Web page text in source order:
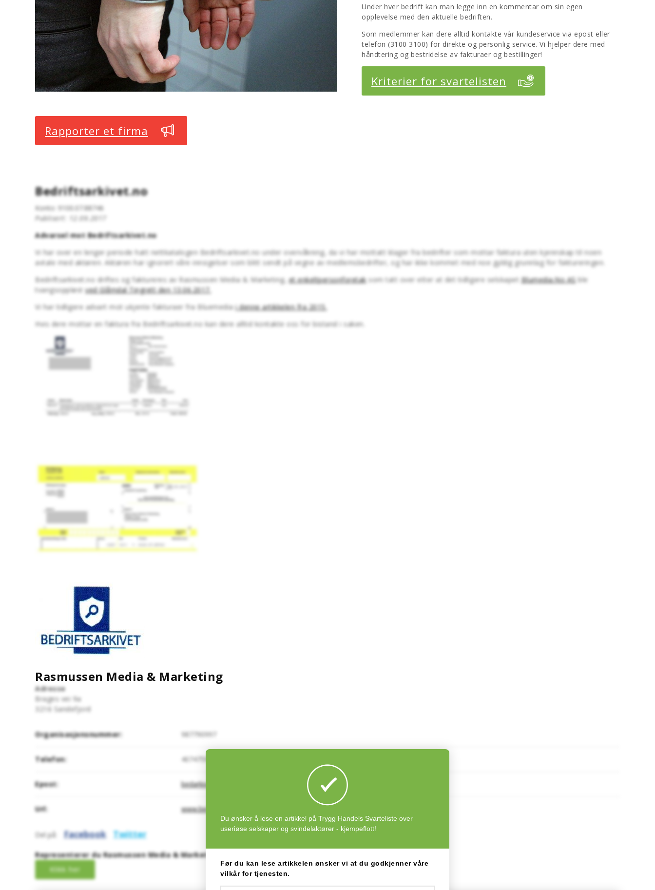
Under hver bedrift kan man legge inn en kommentar om sin egen
opplevelse med den aktuelle bedriften.
Som medlemmer kan dere alltid kontakte vår kundeservice via epost eller
telefon (3100 3100) for direkte og personlig service. Vi hjelper dere med
håndtering og bestridelse av fakturaer og bestillinger!
Kriterier for svartelisten
Rapporter et firma
Bedriftsarkivet.no
Konto: 9100.07.88746
Publisert: 12.09.2017
Advarsel mot Bedriftsarkivet.no
Vi har over en lenger periode hatt nettkatalogen Bedriftsarkivet.no under overvåkning, da vi har mottatt klager fra bedrifter som mottar faktura uten kjennskap til noen
avtale med aktøren. Aktøren har ignorert våre innsigelser som blitt sendt på vegne av medlemsbedrifter, og har ikke kommet med noe gyldig grunnlag for faktureringen.
Bedriftsarkivet.no driftes og faktureres av Rasmussen Media & Marketing,et enkeltpersonforetaksom tatt over etter at det tidligere selskapetBlumedia.No ASble
tvangsoppløstved Glåmdal Tingrett den 13.06.2017.
Vi har tidligere advart mot ukjente fakturaer fra Bluemediai denne artikkelen fra 2015.
Hvis dere mottar en faktura fra Bedriftsarkivet.no kan dere alltid kontakte oss for bistand i saken.
Rasmussen Media & Marketing
Adresse
Brages vei 9a
3216
Sandefjord
Organisasjonsnummer: 987790997
Telefon: 40747595
Epost: bedarkivet@gmail.com
Url: www.bedriftsarkivet.no
Del på: Facebook Twitter
Representerer du Rasmussen Media & Marketing og mener at denne varslingen er feil?
Du ønsker å lese en artikkel på Trygg Handels Svarteliste over
useriøse selskaper og svindelaktører - kjempeflott!
Før du kan lese artikkelen ønsker vi at du godkjenner våre
vilkår for tjenesten.